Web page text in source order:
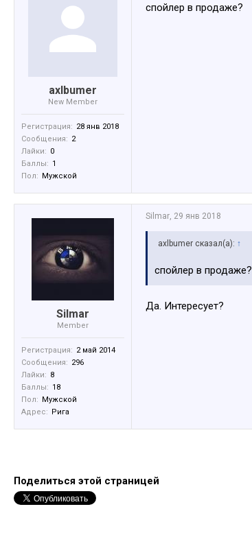
axlbumer
New Member
Регистрация: 28 янв 2018
Сообщения: 2
Лайки: 0
Баллы: 1
Пол: Мужской
спойлер в продаже?
Silmar
Member
Регистрация: 2 май 2014
Сообщения: 296
Лайки: 8
Баллы: 18
Пол: Мужской
Адрес: Рига
Silmar 29 янв 2018
axlbumer сказал(а): ↑
спойлер в продаже?
Да. Интересует?
Поделиться этой страницей